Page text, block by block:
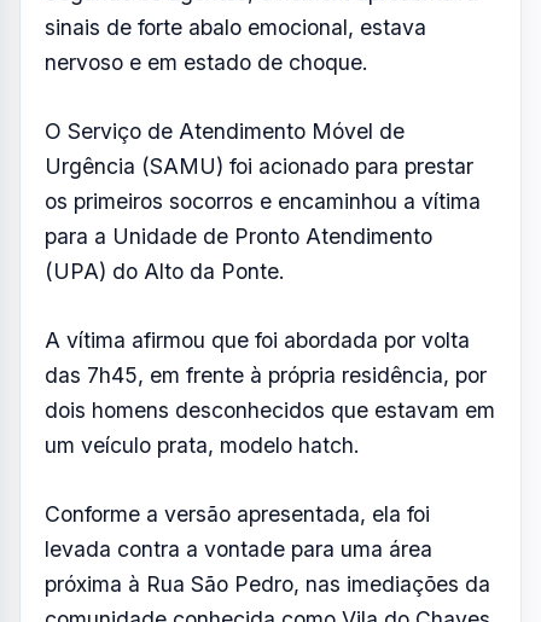
dois homens desconhecidos que estavam em
um veículo prata, modelo hatch.
Conforme a versão apresentada, ela foi
levada contra a vontade para uma área
próxima à Rua São Pedro, nas imediações da
comunidade conhecida como Vila do Chaves,
apontada como local de comércio de drogas.
O homem informou que permaneceu sob o
poder dos suspeitos até cerca das 19h,
quando conseguiu fugir e pedir ajuda por
meio do telefone de emergência 190 e
Ainda segundo o relato, durante o período em
que esteve em poder dos criminosos, ele foi
ameaçado de morte e coagido a consumir